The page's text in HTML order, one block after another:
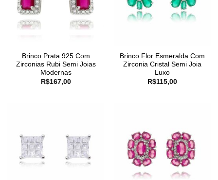
Brinco Prata 925 Com
Zirconias Rubi Semi Joias
Modernas
R$167,00
Brinco Flor Esmeralda Com
Zirconia Cristal Semi Joia
Luxo
R$115,00